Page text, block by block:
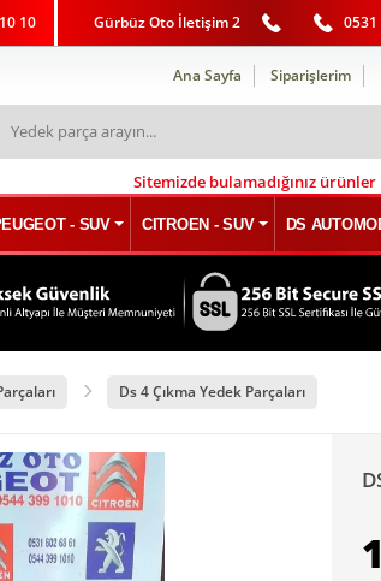
10 Gürbüz Oto İletişim 2 0531
Ana Sayfa Siparişlerim
Sitemizde bulamadığınız
- SUV CITROEN - SUV DS
Ds 4 Çıkma Yedek Parçaları